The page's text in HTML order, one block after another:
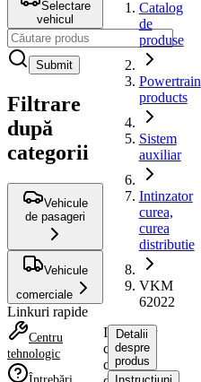
Selectare
vehicul
Submit
Filtrare
după
categorii
Vehicule
de pasageri
Vehicule
comerciale
Linkuri rapide
Centru
tehnologic
Catalog
de
produse
Powertrain
products
Sistem
auxiliar
Intinzator
curea,
curea
distributie
VKM
62022
Intinzator
curea,
curea
Detalii
despre
produs